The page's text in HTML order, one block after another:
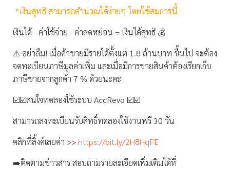
*เงินสุทธิ สามารถคำนวณได้ง่ายๆ โดยใช้สมการนี้
เงินได้ - ค่าใช้จ่าย - ค่าลดหย่อน = เงินได้สุทธิ 💰
⚠ อย่าลืม! เมื่อค้าขายมีรายได้ตั้งแต่ 1.8 ล้านบาท ขึ้นไป จะต้อง
จดทะเบียนภาษีมูลค่าเพิ่ม และเมื่อมีการขายสินค้าต้องเรียกเก็บ
ภาษีขายจากลูกค้า 7 % ด้วยนะคะ
☑️☑️สนใจทดลองใช้ระบบ AccRevo ☑️☑️
สามารถลงทะเบียนรับสิทธิ์ทดลองใช้งานฟรี 30 วัน
คลิกที่ลิ้งค์เลยค่า >>https://bit.ly/2H8HqFE
➡️ติดตามข่าวสาร สอบถามรายละเอียดเพิ่มเติมได้ที่